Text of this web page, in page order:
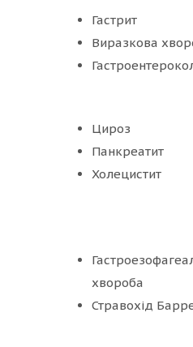
Гастрит
Виразкова
Цироз
Панкреатит
Холецистит
хвороба
Стравохід